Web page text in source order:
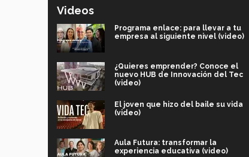
Videos
Programa enlace: para llevar a tu
empresa al siguiente nivel (video)
¿Quieres emprender? Conoce el
nuevo HUB de Innovación del Tec
(video)
El joven que hizo del baile su vida
(video)
Aula Futura: transformar la
experiencia educativa (video)